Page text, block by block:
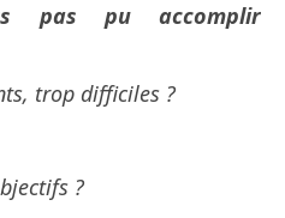
pas pu accomplir
trop difficiles ?
?